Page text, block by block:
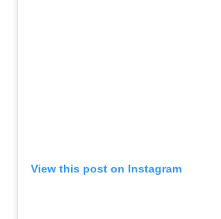
View this post on Instagram